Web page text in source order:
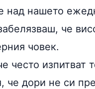
над нашето
че
човек.
често изпитват
че дори не си